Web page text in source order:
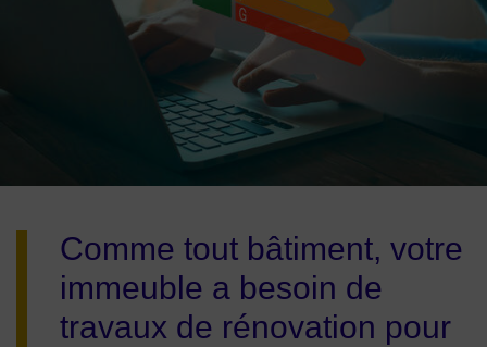
Comme tout bâtiment, votre
immeuble a besoin de
travaux de rénovation pour